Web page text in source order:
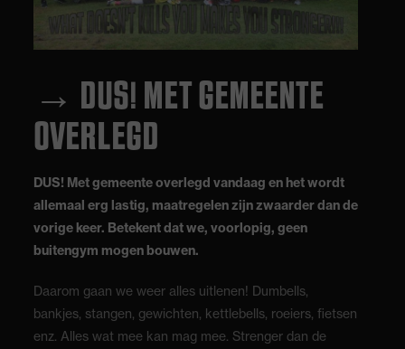
→ DUS! MET GEMEENTE
OVERLEGD
DUS! Met gemeente overlegd vandaag en het wordt
allemaal erg lastig, maatregelen zijn zwaarder dan de
vorige keer. Betekent dat we, voorlopig, geen
buitengym mogen bouwen.
Daarom gaan we weer alles uitlenen! Dumbells,
bankjes, stangen, gewichten, kettlebells, roeiers, fietsen
enz. Alles wat mee kan mag mee. Strenger dan de